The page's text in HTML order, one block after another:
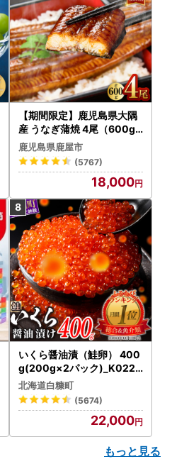
【期間限定】鹿児島県大隅
産 うなぎ蒲焼 4尾（600g
） KN007-004-04-cp18
うなぎ 鰻 魚 惣菜 総菜
鹿児島県鹿屋市
(5767)
18,000
いくら醤油漬（鮭卵） 400
g(200g×2パック)_K022-
1676
北海道白糠町
(5674)
22,000
もっと見る